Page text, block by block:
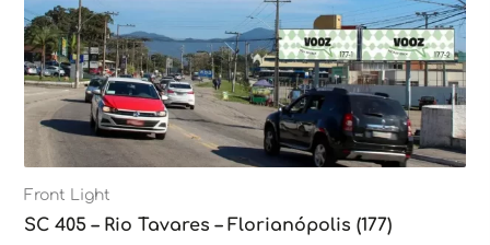
Front Light
SC 405 – Rio Tavares – Florianópolis (177)